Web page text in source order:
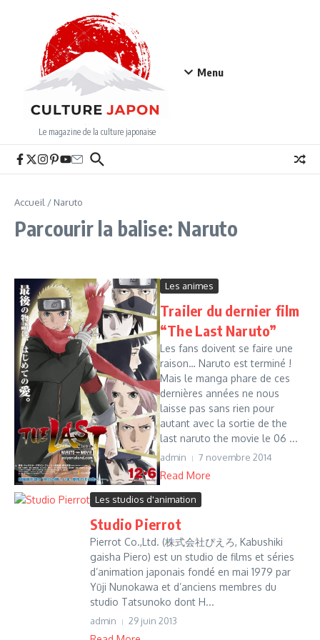
Le magazine de la culture japonaise
Menu
Accueil / Naruto
Parcourir la balise: Naruto
Les animes
Trailer du dernier film
“The Last Naruto”
Les fans doivent se faire une
raison… Naruto est terminé !
Mais le manga phare de ces
dernières années ne nous
laisse pas sans rien pour
autant avec la sortie de the
last naruto the movie le 06 ...
admin 7 novembre 2014
Read More
Les studios d'animation
Studio Pierrot
Pierrot Co.,Ltd. (株式会社ぴえろ, Kabushiki
gaisha Piero) est un studio de films et séries
d’animation japonais fondé en mai 1979 par
Yūji Nunokawa et d’anciens membres du
studio Tatsunoko dont H...
admin 29 juin 2013